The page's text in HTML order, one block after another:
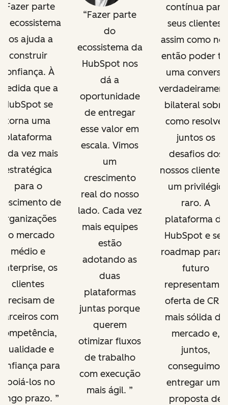
Fazer parte
ecossistema
nos ajuda a
construir
confiança. À
que a
HubSpot se
torna uma
plataforma
vez mais
estratégica
para o
de
organizações
do mercado
médio e
os
clientes
precisam de
com
qualidade e
para
apoiá-los no
prazo.
Fazer parte
do
ecossistema da
HubSpot nos
dá a
oportunidade
de entregar
esse valor em
escala. Vimos
um
crescimento
real do nosso
lado. Cada vez
mais equipes
estão
adotando as
duas
plataformas
juntas porque
querem
otimizar fluxos
de trabalho
com execução
mais ágil.
contínua para
seus clientes,
assim como
então poder
uma conversa
bilateral sobre
como resolver
juntos os
desafios dos
nossos clientes
um privilégio
raro. A
plataforma da
HubSpot e seu
roadmap para
futuro
representam a
oferta de CRM
mais sólida do
mercado e,
juntos,
conseguimos
entregar uma
proposta de